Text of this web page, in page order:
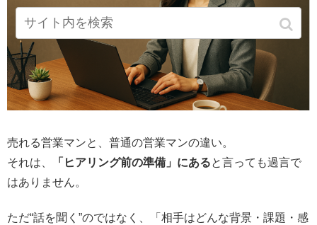
売れる営業マンと、普通の営業マンの違い。
それは、
「ヒアリング前の準備」にあると言っても過言で
はありません。
ただ“話を聞く”のではなく、「相手はどんな背景・課題・感